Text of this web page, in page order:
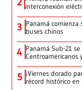
interconexión
3 Panamá
buses chinos
4 Panamá Sub-21
Centroamericanos
5 ¡Viernes dorado
récord histórico